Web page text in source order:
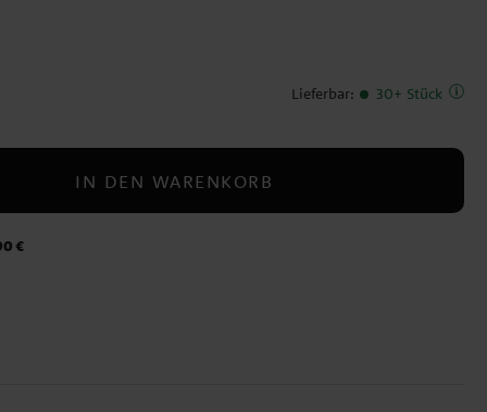
Lieferbar: 30+ Stück
IN DEN WARENKORB
€